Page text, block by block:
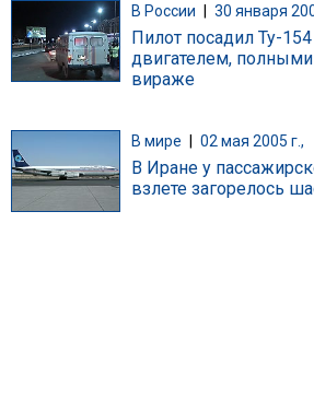
В России | 30 января
Пилот посадил Ту-
двигателем,
вираже
В мире 02 мая 2005 г.,
В Иране у
взлете загорелось